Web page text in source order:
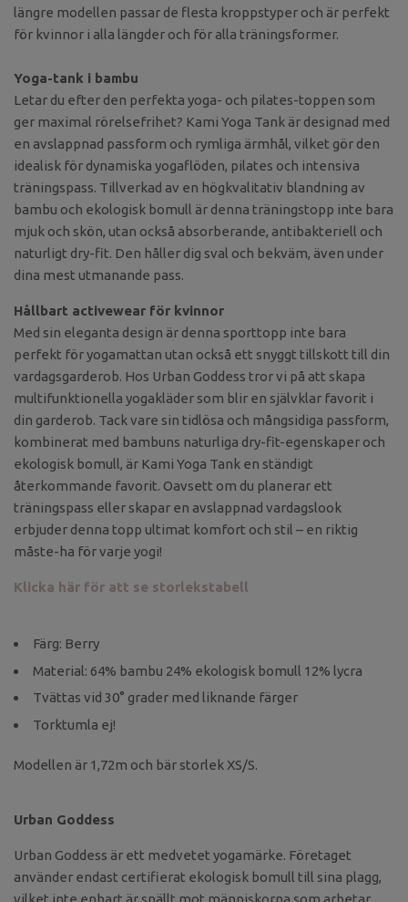
längre modellen passar de flesta kroppstyper och är perfekt
för kvinnor i alla längder och för alla träningsformer.
Yoga-tank i bambu
Letar du efter den perfekta yoga- och pilates-toppen som
ger maximal rörelsefrihet? Kami Yoga Tank är designad med
en avslappnad passform och rymliga ärmhål, vilket gör den
idealisk för dynamiska yogaflöden, pilates och intensiva
träningspass. Tillverkad av en högkvalitativ blandning av
bambu och ekologisk bomull är denna träningstopp inte bara
mjuk och skön, utan också absorberande, antibakteriell och
naturligt dry-fit. Den håller dig sval och bekväm, även under
dina mest utmanande pass.
Hållbart activewear för kvinnor
Med sin eleganta design är denna sporttopp inte bara
perfekt för yogamattan utan också ett snyggt tillskott till din
vardagsgarderob. Hos Urban Goddess tror vi på att skapa
multifunktionella yogakläder som blir en självklar favorit i
din garderob. Tack vare sin tidlösa och mångsidiga passform,
kombinerat med bambuns naturliga dry-fit-egenskaper och
ekologisk bomull, är Kami Yoga Tank en ständigt
återkommande favorit. Oavsett om du planerar ett
träningspass eller skapar en avslappnad vardagslook
erbjuder denna topp ultimat komfort och stil – en riktig
måste-ha för varje yogi!
Klicka här för att se storlekstabell
Färg: Berry
Material: 64% bambu 24% ekologisk bomull 12% lycra
Tvättas vid 30° grader med liknande färger
Torktumla ej!
Modellen är 1,72m och bär storlek XS/S.
Urban Goddess
Urban Goddess är ett medvetet yogamärke. Företaget
använder endast certifierat ekologisk bomull till sina plagg,
vilket inte enbart är snällt mot människorna som arbetar